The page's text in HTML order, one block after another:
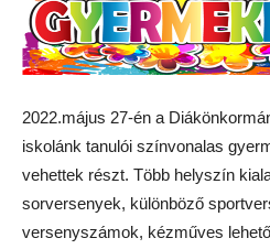
Általános
Iskola
2022.május 27-én a
iskolánk tanulói színvonalas
vehettek részt. Több helyszín
sorversenyek, különböző
versenyszámok, kézműves